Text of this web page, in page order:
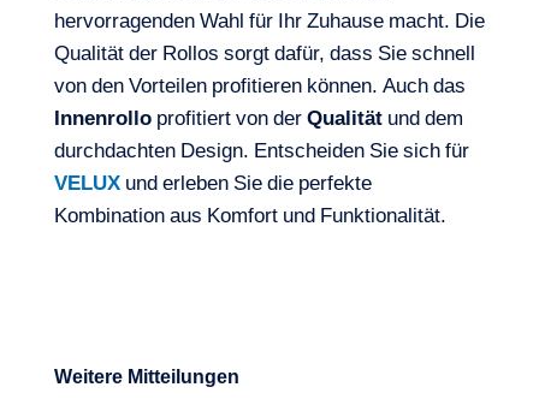
hervorragenden Wahl für Ihr Zuhause macht. Die
Qualität der Rollos sorgt dafür, dass Sie schnell
von den Vorteilen profitieren können. Auch das
Innenrolloprofitiert von derQualitätund dem
durchdachten Design. Entscheiden Sie sich für
VELUXund erleben Sie die perfekte
Kombination aus Komfort und Funktionalität.
Weitere Mitteilungen